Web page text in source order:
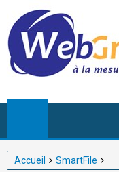
Accueil
SmartFile